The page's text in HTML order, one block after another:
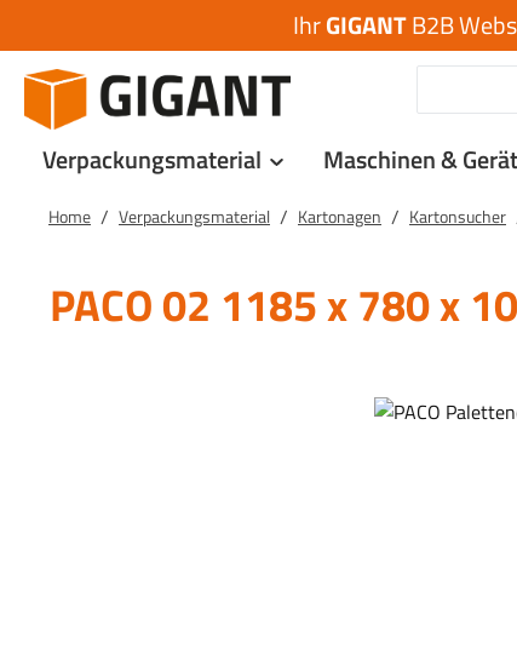
IhrGIGANTB2B
Verpackungsmaterial Maschinen &
Home / Verpackungsmaterial / Kartonagen / Kartonsucher
PACO 02 1185 x 780 x